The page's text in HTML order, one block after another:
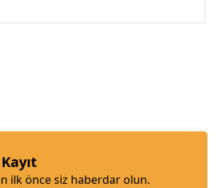
ilk önce siz haberdar olun.